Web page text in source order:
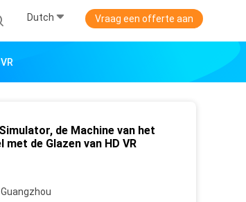
Dutch Vraag een offerte aan
de Machine van het
met de Glazen van HD VR
Guangzhou